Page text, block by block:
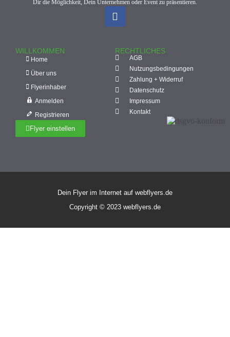
Dir die Möglichkeit, Dein Unternehmen oder Event zu präsentieren.
WILLKOMMEN
Home
Über uns
Flyerinhaber
Anmelden
Registrieren
Flyer einstellen
RECHTLICHES
AGB
Nutzungsbedingungen
Zahlung + Widerruf
Datenschutz
Impressum
Kontakt
Dein Flyer im Internet auf webflyers.de
Copyright © 2023 webflyers.de